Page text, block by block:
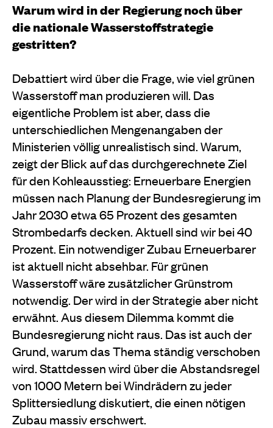
Warum wird in der Regierung noch über
die nationale Wasserstoffstrategie
gestritten?
Debattiert wird über die Frage, wie viel grünen
Wasserstoff man produzieren will. Das
eigentliche Problem ist aber, dass die
unterschiedlichen Mengenangaben der
Ministerien völlig unrealistisch sind. Warum,
zeigt der Blick auf das durchgerechnete Ziel
für den Kohleausstieg: Erneuerbare Energien
müssen nach Planung der Bundesregierung im
Jahr 2030 etwa 65 Prozent des gesamten
Strombedarfs decken. Aktuell sind wir bei 40
Prozent. Ein notwendiger Zubau Erneuerbarer
ist aktuell nicht absehbar. Für grünen
Wasserstoff wäre zusätzlicher Grünstrom
notwendig. Der wird in der Strategie aber nicht
erwähnt. Aus diesem Dilemma kommt die
Bundesregierung nicht raus. Das ist auch der
Grund, warum das Thema ständig verschoben
wird. Stattdessen wird über die Abstandsregel
von 1000 Metern bei Windrädern zu jeder
Splittersiedlung diskutiert, die einen nötigen
Zubau massiv erschwert.